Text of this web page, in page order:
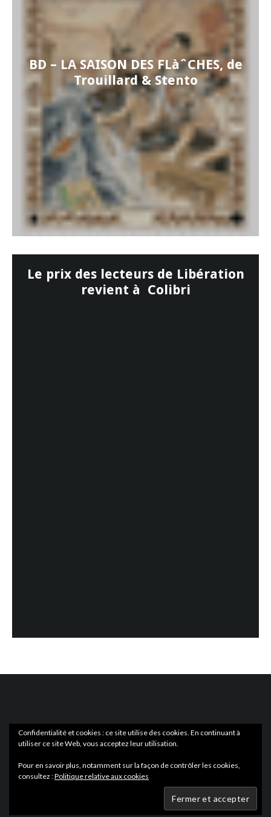
BD – LA SAISON DES FLàˆCHES, de
Trouillard & Stento
Le prix des lecteurs de Libération
revient à Colibri
Confidentialité et cookies : ce site utilise des cookies. En continuant à
utiliser ce site Web, vous acceptez leur utilisation.
Pour en savoir plus, notamment sur la façon de contrôler les cookies,
consultez :Politique relative aux cookies